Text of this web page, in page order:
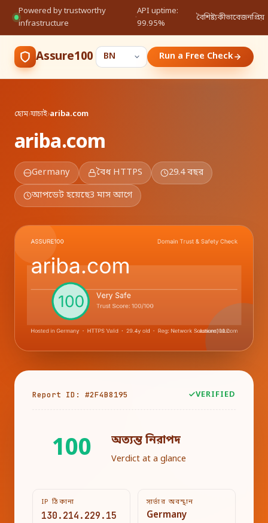
Powered by trustworthy
infrastructure
·
API uptime:
99.95%
বৈশিষ্ট্যকীভাবেজনপ্রিয়
Assure100 Run a Free Check
হোম›যাচাই›ariba.com
ariba.com
Germany বৈধ HTTPS
29.4 বছর
আপডেট হয়েছে3 মাস আগে
Report ID: #2F4B8195 VERIFIED
100 অত্যন্ত নিরাপদ
Verdict at a glance
IP ঠিকানা
130.214.229.15
সার্ভার অবস্থান
Germany